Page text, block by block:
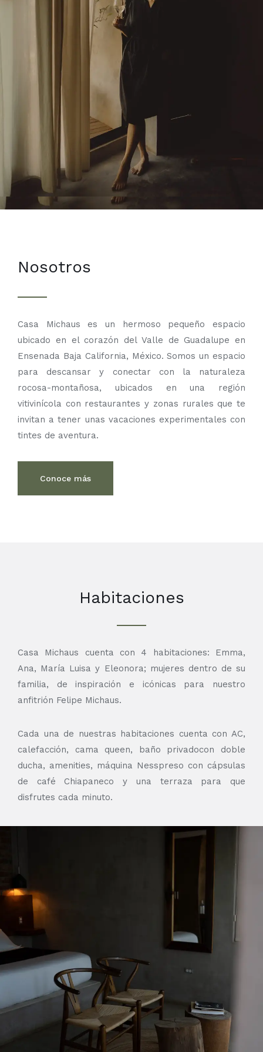
Nosotros
Casa Michaus es un hermoso pequeño espacio
ubicado en el corazón del Valle de Guadalupe en
Ensenada Baja California, México. Somos un espacio
para descansar y conectar con la naturaleza
rocosa-montañosa, ubicados en una región
vitivinícola con restaurantes y zonas rurales que te
invitan a tener unas vacaciones experimentales con
tintes de aventura.
Conoce más
Habitaciones
Casa Michaus cuenta con 4 habitaciones: Emma,
Ana, María Luisa y Eleonora; mujeres dentro de su
familia, de inspiración e icónicas para nuestro
anfitrión Felipe Michaus.
Cada una de nuestras habitaciones cuenta con AC,
calefacción, cama queen, baño privadocon doble
ducha, amenities, máquina Nesspreso con cápsulas
de café Chiapaneco y una terraza para que
disfrutes cada minuto.